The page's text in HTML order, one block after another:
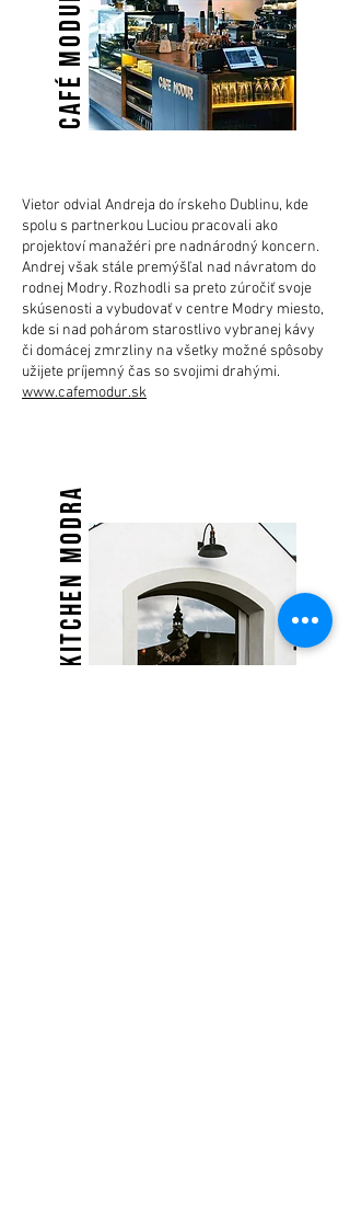
CAFÉ MODUR
Vietor odvial Andreja do írskeho Dublinu, kde
spolu s partnerkou Luciou pracovali ako
projektoví manažéri pre nadnárodný koncern.
Andrej však stále premýšľal nad návratom do
rodnej Modry. Rozhodli sa preto zúročiť svoje
skúsenosti a vybudovať v centre Modry miesto,
kde si nad pohárom starostlivo vybranej kávy
či domácej zmrzliny na všetky možné spôsoby
užijete príjemný čas so svojimi drahými.
www.cafemodur.sk
WILD KITCHEN MODRA